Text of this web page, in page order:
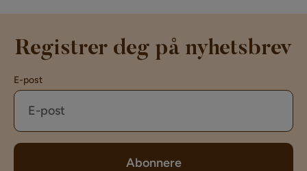
Registrer deg på nyhetsbrev
E-post
Abonnere